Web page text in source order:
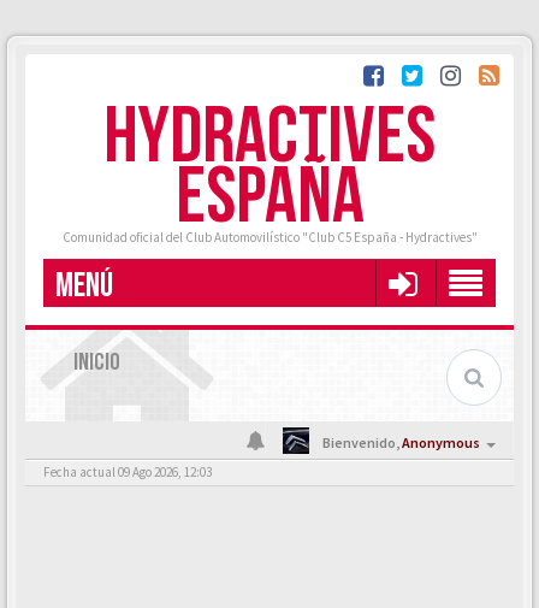
HYDRACTIVES
ESPAÑA
Comunidad oficial del Club Automovilístico "Club C5 España - Hydractives"
MENÚ
INICIO
Bienvenido,Anonymous
Fecha actual 09 Ago 2026, 12:03